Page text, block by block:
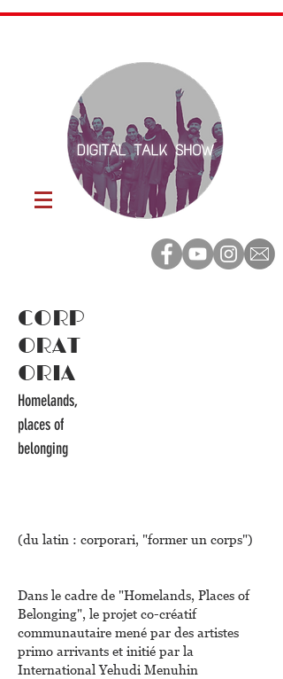
(du latin : corporari, "former un corps")
Dans le cadre de "Homelands, Places of
Belonging", le projet co-créatif
communautaire mené par des artistes
primo arrivants et initié par la
International Yehudi Menuhin
CORP
ORAT
ORIA
Homelands,
places of
belonging